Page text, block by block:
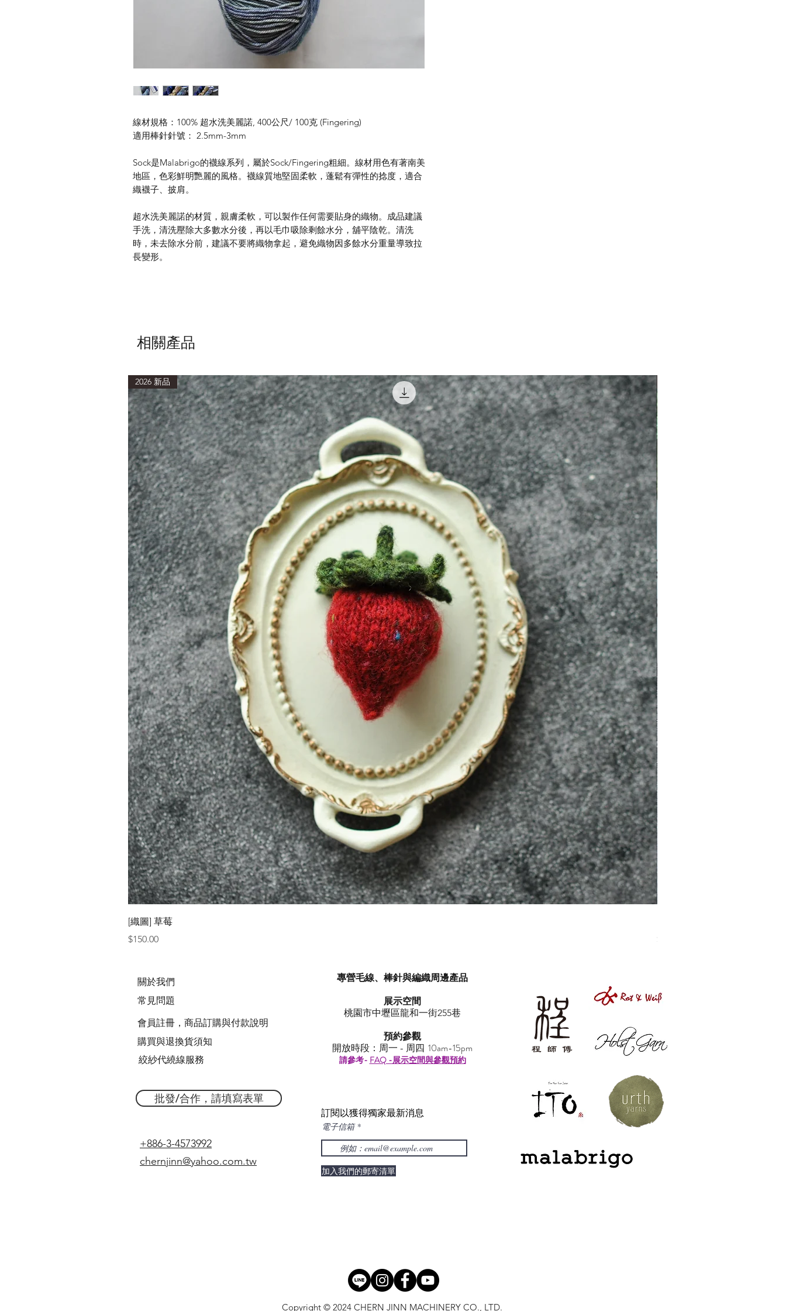
線材規格：100% 超水洗美麗諾, 400公尺/ 100克 (Fingering)
適用棒針針號： 2.5mm-3mm
Sock是Malabrigo的襪線系列，屬於Sock/Fingering粗細。線材用色有著南美
地區，色彩鮮明艷麗的風格。襪線質地堅固柔軟，蓬鬆有彈性的捻度，適合
織襪子、披肩。
超水洗美麗諾的材質，親膚柔軟，可以製作任何需要貼身的織物。成品建議
手洗，清洗壓除大多數水分後，再以毛巾吸除剩餘水分，舖平陰乾。清洗
時，未去除水分前，建議不要將織物拿起，避免織物因多餘水分重量導致拉
長變形。
相關產品
2026 新品
[織圖] 草莓
價格
$150.00
價格
$1,050.00
關於我們
常見問題
會員註冊，商品訂購與付款說明
購買與退換貨須知
絞紗代繞線服務
專營毛線、棒針與編織周邊產品
展示空間
​桃園市中壢區龍和一街255巷
預約參觀
開放時段：周一 - 周四 10am-15pm
請參考- FAQ -展示空間與參觀預約
批發/合作，請填寫表單
+886-3-4573992
chernjinn@yahoo.com.tw
訂閱以獲得獨家最新消息
電子信箱
加入我們的郵寄清單
Copyright © 2024 CHERN JINN MACHINERY CO., LTD.